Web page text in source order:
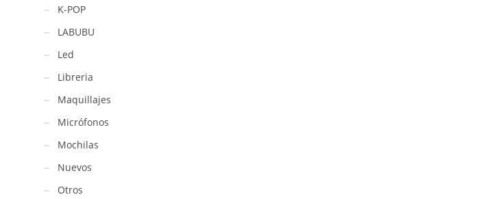
K-POP
LABUBU
Led
Libreria
Maquillajes
Micrófonos
Mochilas
Nuevos
Otros